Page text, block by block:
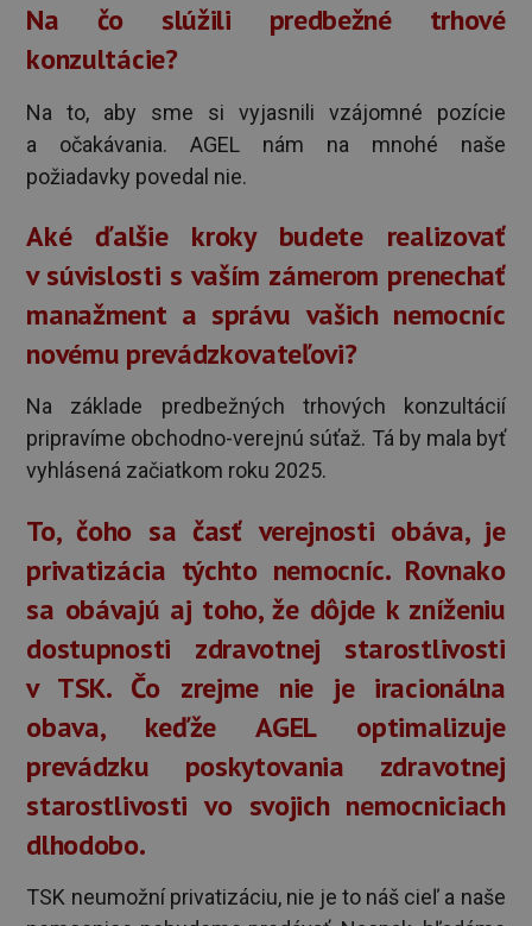
Na čo slúžili predbežné trhové
konzultácie?
Na to, aby sme si vyjasnili vzájomné pozície
a očakávania. AGEL nám na mnohé naše
požiadavky povedal nie.
Aké ďalšie kroky budete realizovať
v súvislosti s vaším zámerom prenechať
manažment a správu vašich nemocníc
novému prevádzkovateľovi?
Na základe predbežných trhových konzultácií
pripravíme obchodno-verejnú súťaž. Tá by mala byť
vyhlásená začiatkom roku 2025.
To, čoho sa časť verejnosti obáva, je
privatizácia týchto nemocníc. Rovnako
sa obávajú aj toho, že dôjde k zníženiu
dostupnosti zdravotnej starostlivosti
v TSK. Čo zrejme nie je iracionálna
obava, keďže AGEL optimalizuje
prevádzku poskytovania zdravotnej
starostlivosti vo svojich nemocniciach
dlhodobo.
TSK neumožní privatizáciu, nie je to náš cieľ a naše